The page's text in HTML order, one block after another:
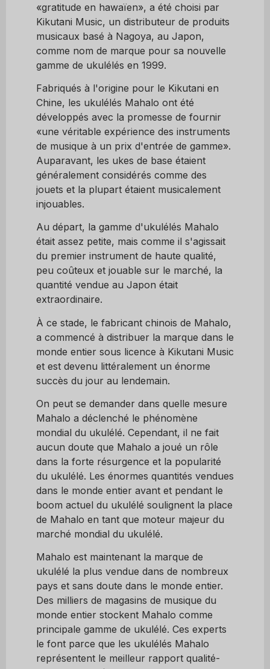
«gratitude en hawaïen», a été choisi par
Kikutani Music, un distributeur de produits
musicaux basé à Nagoya, au Japon,
comme nom de marque pour sa nouvelle
gamme de ukulélés en 1999.
Fabriqués à l'origine pour le Kikutani en
Chine, les ukulélés Mahalo ont été
développés avec la promesse de fournir
«une véritable expérience des instruments
de musique à un prix d'entrée de gamme».
Auparavant, les ukes de base étaient
généralement considérés comme des
jouets et la plupart étaient musicalement
injouables.
Au départ, la gamme d'ukulélés Mahalo
était assez petite, mais comme il s'agissait
du premier instrument de haute qualité,
peu coûteux et jouable sur le marché, la
quantité vendue au Japon était
extraordinaire.
À ce stade, le fabricant chinois de Mahalo,
a commencé à distribuer la marque dans le
monde entier sous licence à Kikutani Music
et est devenu littéralement un énorme
succès du jour au lendemain.
On peut se demander dans quelle mesure
Mahalo a déclenché le phénomène
mondial du ukulélé. Cependant, il ne fait
aucun doute que Mahalo a joué un rôle
dans la forte résurgence et la popularité
du ukulélé. Les énormes quantités vendues
dans le monde entier avant et pendant le
boom actuel du ukulélé soulignent la place
de Mahalo en tant que moteur majeur du
marché mondial du ukulélé.
Mahalo est maintenant la marque de
ukulélé la plus vendue dans de nombreux
pays et sans doute dans le monde entier.
Des milliers de magasins de musique du
monde entier stockent Mahalo comme
principale gamme de ukulélé. Ces experts
le font parce que les ukulélés Mahalo
représentent le meilleur rapport qualité-